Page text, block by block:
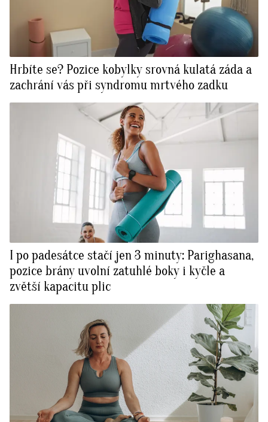
Hrbíte se? Pozice kobylky srovná kulatá záda a
zachrání vás při syndromu mrtvého zadku
I po padesátce stačí jen 3 minuty: Parighasana,
pozice brány uvolní zatuhlé boky i kyčle a
zvětší kapacitu plic